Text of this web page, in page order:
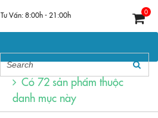
Tư Vấn: 8:00h - 21:00h 0
Có72 sản phẩmthuộc
danh mục này